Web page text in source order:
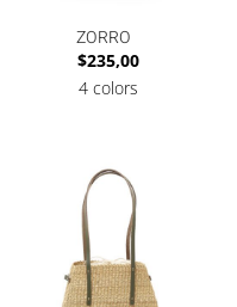
ZORRO
$235,00
4 colors